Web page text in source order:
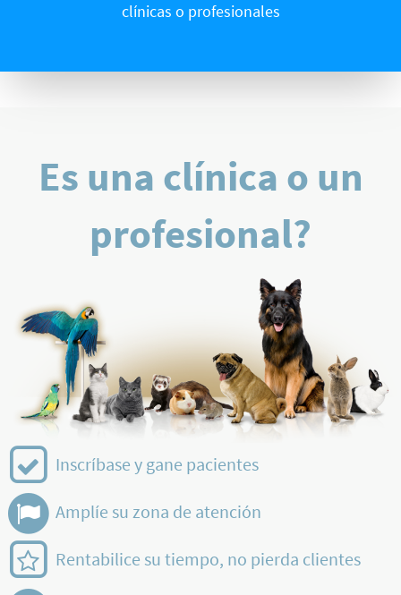
clínicas o profesionales
Es una clínica o un
profesional?
Inscríbase y gane pacientes
Amplíe su zona de atención
Rentabilice su tiempo, no pierda clientes